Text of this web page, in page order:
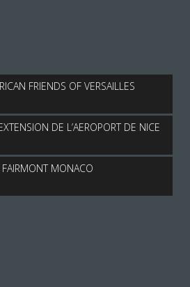
FRIENDS OF VERSAILLES
DE L’AEROPORT DE NICE
MONACO